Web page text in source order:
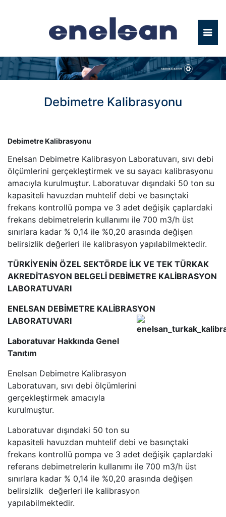
Debimetre Kalibrasyonu
Debimetre Kalibrasyonu
Enelsan Debimetre Kalibrasyon Laboratuvarı, sıvı debi
ölçümlerini gerçekleştirmek ve su sayacı kalibrasyonu
amacıyla kurulmuştur. Laboratuvar dışındaki 50 ton su
kapasiteli havuzdan muhtelif debi ve basınçtaki
frekans kontrollü pompa ve 3 adet değişik çaplardaki
frekans debimetrelerin kullanımı ile 700 m3/h üst
sınırlara kadar % 0,14 ile %0,20 arasında değişen
belirsizlik değerleri ile kalibrasyon yapılabilmektedir.
TÜRKİYENİN ÖZEL SEKTÖRDE İLK VE TEK TÜRKAK
AKREDİTASYON BELGELİ DEBİMETRE KALİBRASYON
LABORATUVARI
ENELSAN DEBİMETRE KALİBRASYON
LABORATUVARI
Laboratuvar Hakkında Genel
Tanıtım
Enelsan Debimetre Kalibrasyon
Laboratuvarı, sıvı debi ölçümlerini
gerçekleştirmek amacıyla
kurulmuştur.
Laboratuvar dışındaki 50 ton su
kapasiteli havuzdan muhtelif debi ve basınçtaki
frekans kontrollü pompa ve 3 adet değişik çaplardaki
referans debimetrelerin kullanımı ile 700 m3/h üst
sınırlara kadar % 0,14 ile %0,20 arasında değişen
belirsizlik değerleri ile kalibrasyon
yapılabilmektedir.